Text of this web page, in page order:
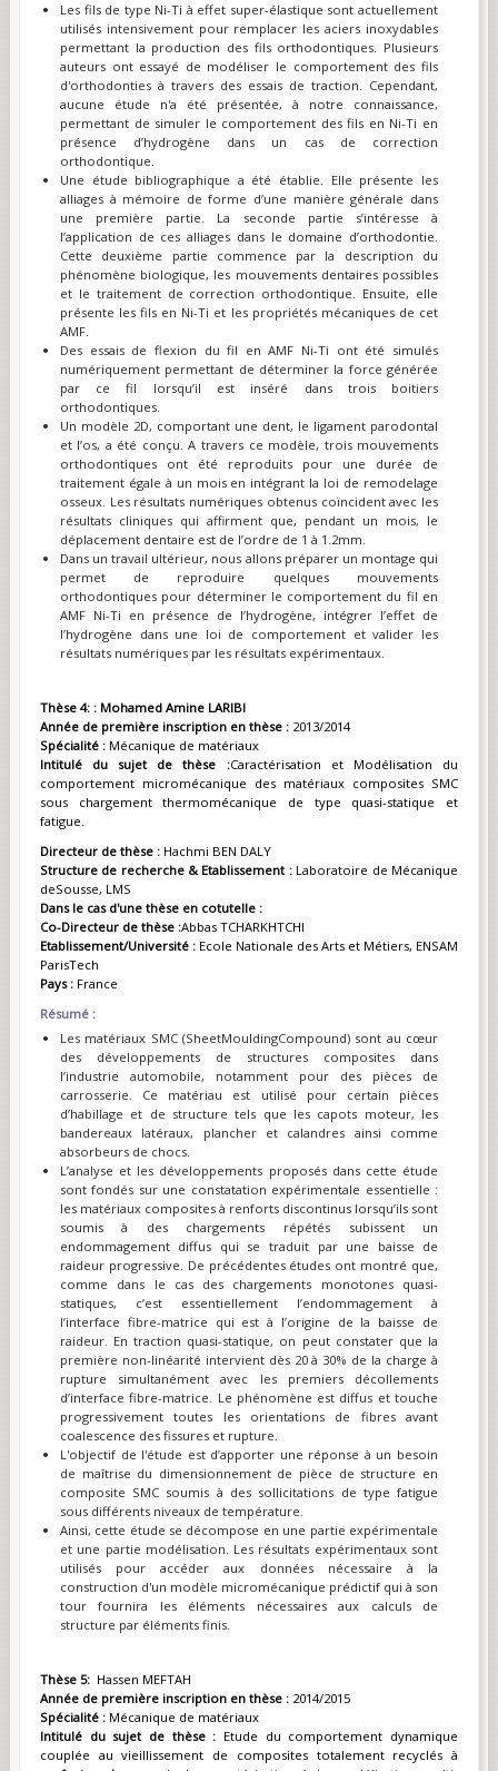
Les fils de type Ni-Ti à effet super-élastique sont actuellement
utilisés intensivement pour remplacer les aciers inoxydables
permettant la production des fils orthodontiques. Plusieurs
auteurs ont essayé de modéliser le comportement des fils
d'orthodonties à travers des essais de traction. Cependant,
aucune étude n'a été présentée, à notre connaissance,
permettant de simuler le comportement des fils en Ni-Ti en
présence d’hydrogène dans un cas de correction
orthodontique.
Une étude bibliographique a été établie. Elle présente les
alliages à mémoire de forme d’une manière générale dans
une première partie. La seconde partie s’intéresse à
l’application de ces alliages dans le domaine d’orthodontie.
Cette deuxième partie commence par la description du
phénomène biologique, les mouvements dentaires possibles
et le traitement de correction orthodontique. Ensuite, elle
présente les fils en Ni-Ti et les propriétés mécaniques de cet
AMF.
Des essais de flexion du fil en AMF Ni-Ti ont été simulés
numériquement permettant de déterminer la force générée
par ce fil lorsqu’il est inséré dans trois boitiers
orthodontiques.
Un modèle 2D, comportant une dent, le ligament parodontal
et l’os, a été conçu. A travers ce modèle, trois mouvements
orthodontiques ont été reproduits pour une durée de
traitement égale à un mois en intégrant la loi de remodelage
osseux. Les résultats numériques obtenus coïncident avec les
résultats cliniques qui affirment que, pendant un mois, le
déplacement dentaire est de l’ordre de 1 à 1.2mm.
Dans un travail ultérieur, nous allons préparer un montage qui
permet de reproduire quelques mouvements
orthodontiques pour déterminer le comportement du fil en
AMF Ni-Ti en présence de l’hydrogène, intégrer l’effet de
l’hydrogène dans une loi de comportement et valider les
résultats numériques par les résultats expérimentaux.
Thèse 4: : Mohamed Amine LARIBI
Année de première inscription en thèse :2013/2014
Spécialité :Mécanique de matériaux
Intitulé du sujet de thèse :Caractérisation et Modélisation du
comportement micromécanique des matériaux composites SMC
sous chargement thermomécanique de type quasi-statique et
fatigue.
Directeur de thèse :Hachmi BEN DALY
Structure de recherche & Etablissement :Laboratoire de Mécanique
deSousse, LMS
Dans le cas d'une thèse en cotutelle :
Co-Directeur de thèse :Abbas TCHARKHTCHI
Etablissement/Université :Ecole Nationale des Arts et Métiers, ENSAM
ParisTech
Pays :France
Résumé :
Les matériaux SMC (SheetMouldingCompound) sont au cœur
des développements de structures composites dans
l’industrie automobile, notamment pour des pièces de
carrosserie. Ce matériau est utilisé pour certain pièces
d’habillage et de structure tels que les capots moteur, les
bandereaux latéraux, plancher et calandres ainsi comme
absorbeurs de chocs.
L’analyse et les développements proposés dans cette étude
sont fondés sur une constatation expérimentale essentielle :
les matériaux composites à renforts discontinus lorsqu’ils sont
soumis à des chargements répétés subissent un
endommagement diffus qui se traduit par une baisse de
raideur progressive. De précédentes études ont montré que,
comme dans le cas des chargements monotones quasi-
statiques, c’est essentiellement l’endommagement à
l’interface fibre-matrice qui est à l’origine de la baisse de
raideur. En traction quasi-statique, on peut constater que la
première non-linéarité intervient dès 20 à 30% de la charge à
rupture simultanément avec les premiers décollements
d’interface fibre-matrice. Le phénomène est diffus et touche
progressivement toutes les orientations de fibres avant
coalescence des fissures et rupture.
L'objectif de l'étude est d’apporter une réponse à un besoin
de maîtrise du dimensionnement de pièce de structure en
composite SMC soumis à des sollicitations de type fatigue
sous différents niveaux de température.
Ainsi, cette étude se décompose en une partie expérimentale
et une partie modélisation. Les résultats expérimentaux sont
utilisés pour accéder aux données nécessaire à la
construction d'un modèle micromécanique prédictif qui à son
tour fournira les éléments nécessaires aux calculs de
structure par éléments finis.
Thèse 5: Hassen MEFTAH
Année de première inscription en thèse :2014/2015
Spécialité :Mécanique de matériaux
Intitulé du sujet de thèse : Etude du comportement dynamique
couplée au vieillissement de composites totalement recyclés à